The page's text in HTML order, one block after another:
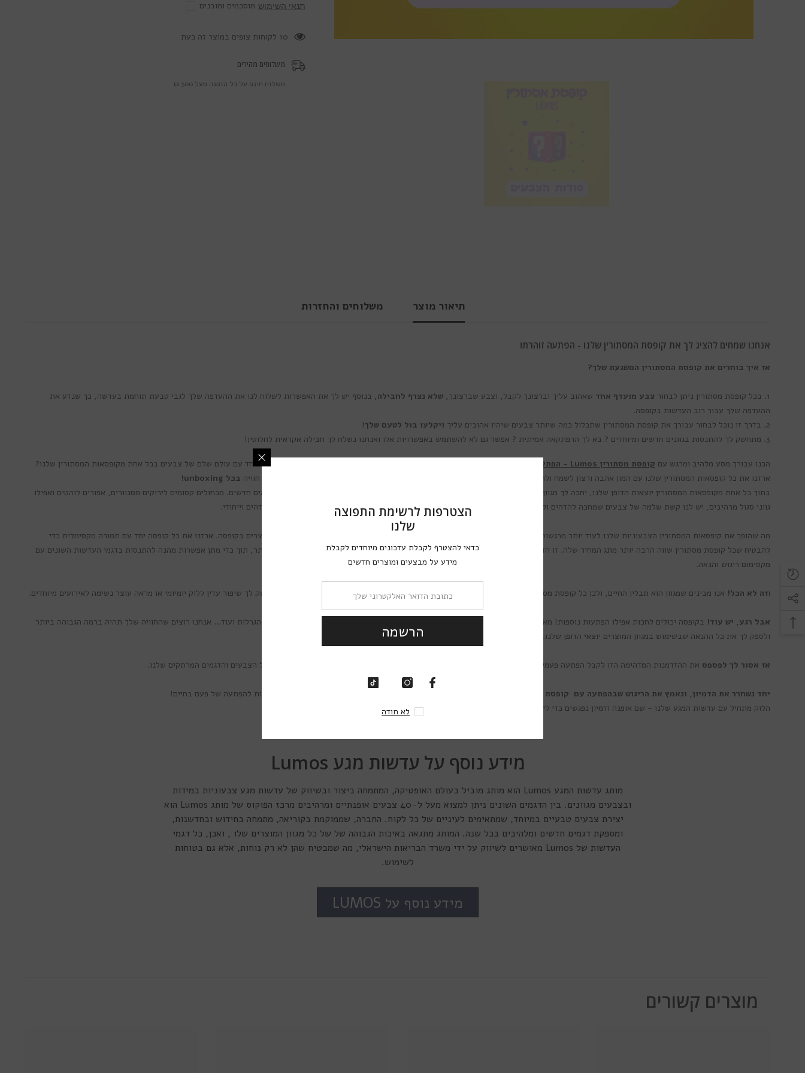
מוסכמים ומובנים תנאי השימוש
125 לקוחות צופים במוצר זה כעת
משלוחים מהירים
משלוח חינם על כל הזמנה מעל 500 ₪
תיאור מוצר משלוחים והחזרות
אנחנו שמחים להציג לך את קופסת המסתורין שלנו - הפתעה זוהרת!
אז איך בוחרים את קופסת המסתורין המשגעת שלך?
1. בכל קופסת מסתורין ניתן לבחור צבע מועדף אחד שאהוב עליך וברצונך לקבל, וצבע שברצונך,שלא נצרף לחבילה, בנוסף יש לך את האפשרות לשלוח לנו את ההעדפה שלך לגבי טבעת תוחמת בעדשה, כך שנדע את
ההעדפה שלך עבור רוב העדשות בקופסה.
2. בדרך זו נוכל לבחור עבורך את קופסת המסתורין שתכלול כמה שיותר צבעים שיהיו אהובים עליך
ויקלעו בול לטעם שלך!
3. מתחשק לך להתנסות בגוונים חדשים ומיוחדים ? בא לך הרפתקאה אמיתית ? אפשר גם לא להשתמש באפשרויות אלו ואנחנו נשלח לך חבילה אקראית לחלוטין!
הכנו עבורך מסע מלהיב ומרגש עם קופסת מסתורין Lumos - הפתעה זוהרת
. האם יש בך את התשוקה והתעוזה לחוות את ההתרגשות וההפתעה הנמצאים יחד עם עולם שלם של צבעים בכל אחת מקופסאות המסתורין שלנו?
ארזנו את כל קופסאות המסתורין שלנו עם המון אהבה ורצון לשמח ולהפתיע, וכל קופסה אוצרת בתוכה מגוון של סטייל צבעוני שובה לב. אנחנו מבטיחים לך חוויה בכל unboxing!
בתוך כל אחת מקופסאות המסתורין יוצאות הדופן שלנו, יחכה לך מגוון של עדשות מגע צבעוניות ממותג Lumos בלבד ואביזרים שיעלו את הסגנון שלך לגבהים חדשים. מכחולים קסומים לירוקים מסנוורים, אפורים לוהטים ואפילו
גווני סגול מרהיבים, יש לנו קשת שלמה של צבעים שמחכה להדהים ולרגש אותך! כל דגם עדשות נועד לשפר את היופי הטבעי שלך ולהעניק לעינייך מראה מדהים וייחודי.
מה שהופך את קופסאות המסתורין הצבעוניות שלנו לעוד יותר מרגשות זו העובדה
על המחיר הכולל עבור כל המוצרים בקופסה. ארזנו את כל קופסה יחד עם תמורה מקסימלית כדי
להבטיח שכל קופסת מסתורין שווה הרבה יותר מתג המחיר שלה. זו הדרך שלנו להבטיח את התמורה הטובה ביותר עבורך, ואת העסקה האפשרית השווה ביותר, תוך כדי מתן אפשרות מהנה להתנסות בדגמי העדשות השונים עם
מקסימום ריגוש והנאה.
וזה לא הכל! אנו מבינים שמגוון הוא תבלין החיים, ולכן כל קופסת מסתורין שלנו כוללת מבחר דגמי עדשות, העונים להעדפות וסגנונות שונים. בין אם מתחשק לך שיפור עדין ללוק יומיומי או מראה עוצר נשימה לאירועים מיוחדים.
אבל רגע, יש עוד! בקופסה יכולים לחכות אפילו הפתעות נוספות! מאביזרים מדהימים לעדשות מגע, קופונים שווים ובלעדיים להזמנה הבאה, כרטיסי גירוד, הגרלות ועוד... אנחנו רוצים שהחוויה שלך תהיה ברמה הגבוהה ביותר
ולספק לך את כל ההנאה שבשימוש במגוון המוצרים יוצאי הדופן שלנו.
אז אסור לך לפספס את ההזדמנות המדהימה הזו לקבל הפתעה פעמיים! בפעם הראשונה כאשר יתגלו לך כל הפריטים המדהימים בקופסה ואז שוב בניסוי כל הצבעים והדגמים המרתקים שלנו.
יחד נשחרר את הדמיון, ונאמץ את הריגוש שבהפתעה עם קופסת מסתורין
. כל מה שנותר הוא להזמין ולחכות להפתעה של פעם בחיים!
הלוק מתחיל עם עדשות המגע שלנו - שם אופנה ודמיון נפגשים כדי ליצור עולם של צבעים עוצרי נשימה.
מידע נוסף על עדשות מגע Lumos
מותג עדשות המגע Lumos הוא מותג מוביל בעולם האופטיקה, המתמחה ביצור ובשיווק של עדשות מגע צבעוניות במידות
ובצבעים מגוונים. בין הדגמים השונים ניתן למצוא מעל ל-40 צבעים אופנתיים ומרהיבים מרכז הפוקוס של מותג Lumos הוא
יצירת צבעים טבעיים במיוחד, שמתאימים לעיניים של כל לקוח. החברה, שממוקמת בקוריאה, מתמחה בחידוש ובחדשנות,
ומספקת דגמים חדשים ומלהיבים בכל שנה. המותג מתגאה באיכות הגבוהה של של כל מגוון המוצרים שלו , ואכן, כל דגמי
העדשות של Lumos מאושרים לשיווק על ידי משרד הבריאות הישראלי, מה שמבטיח שהן לא רק נוחות, אלא גם בטוחות
לשימוש.
מידע נוסף על LUMOS
מוצרים קשורים
הצטרפות לרשימת התפוצה
כדאי להצטרף לקבלת עדכונים מיוחדים לקבלת